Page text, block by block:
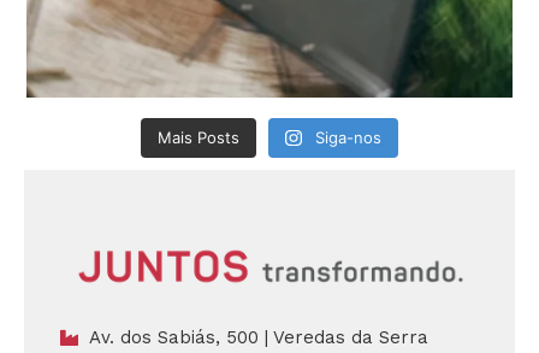
Mais Posts Siga-nos
Av. dos Sabiás, 500 | Veredas da Serra